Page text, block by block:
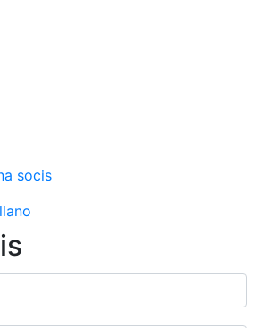
compte d'usuari
socis